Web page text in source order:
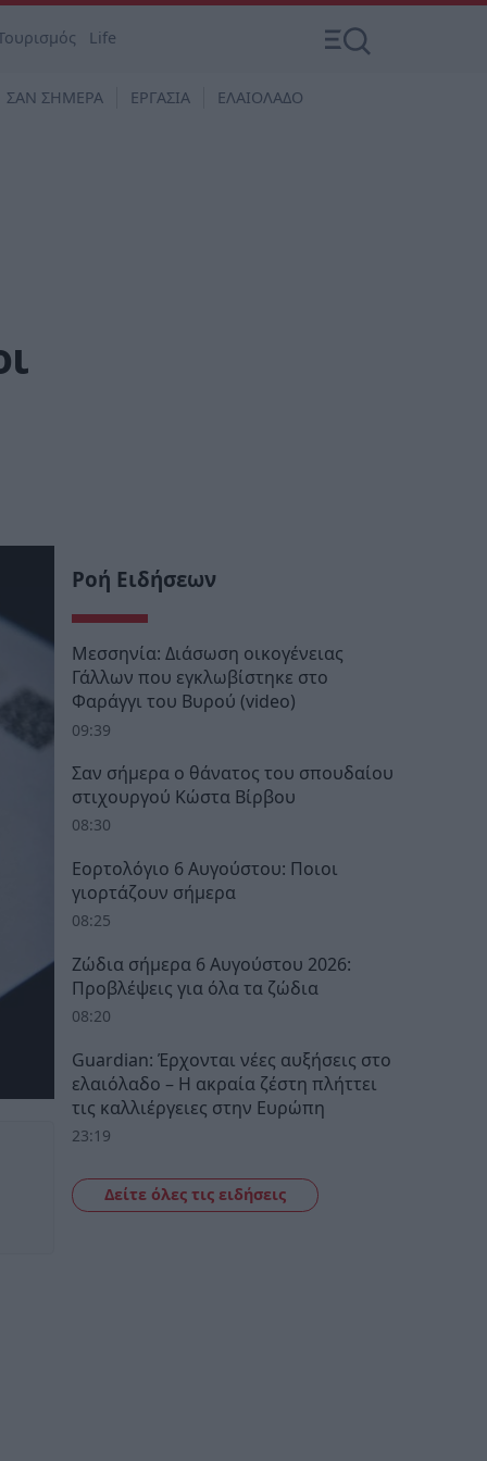
Life
ΣΑΝ ΣΗΜΕΡΑ ΕΡΓΑΣΙΑ ΕΛΑΙΟΛΑΔΟ
Ροή Ειδήσεων
Μεσσηνία: Διάσωση οικογένειας
Γάλλων που εγκλωβίστηκε στο
Φαράγγι του Βυρού (video)
09:39
Σαν σήμερα ο θάνατος του σπουδαίου
στιχουργού Κώστα Βίρβου
08:30
Εορτολόγιο 6 Αυγούστου: Ποιοι
γιορτάζουν σήμερα
08:25
Ζώδια σήμερα 6 Αυγούστου 2026:
Προβλέψεις για όλα τα ζώδια
08:20
Guardian: Έρχονται νέες αυξήσεις στο
ελαιόλαδο – Η ακραία ζέστη πλήττει
τις καλλιέργειες στην Ευρώπη
23:19
Δείτε όλες τις ειδήσεις